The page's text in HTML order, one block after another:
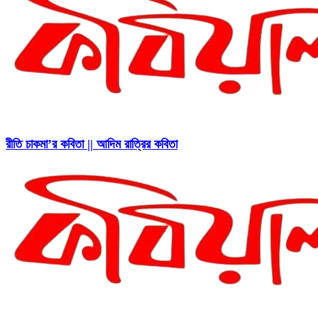
রীতি চাকমা’র কবিতা || আদিম রাত্রির কবিতা